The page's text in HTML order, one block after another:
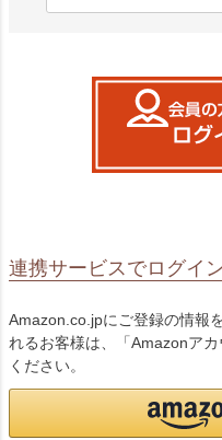
連携サービスでログイ
Amazon.co.jpにご登録の情報
れるお客様は、「Amazonア
ください。